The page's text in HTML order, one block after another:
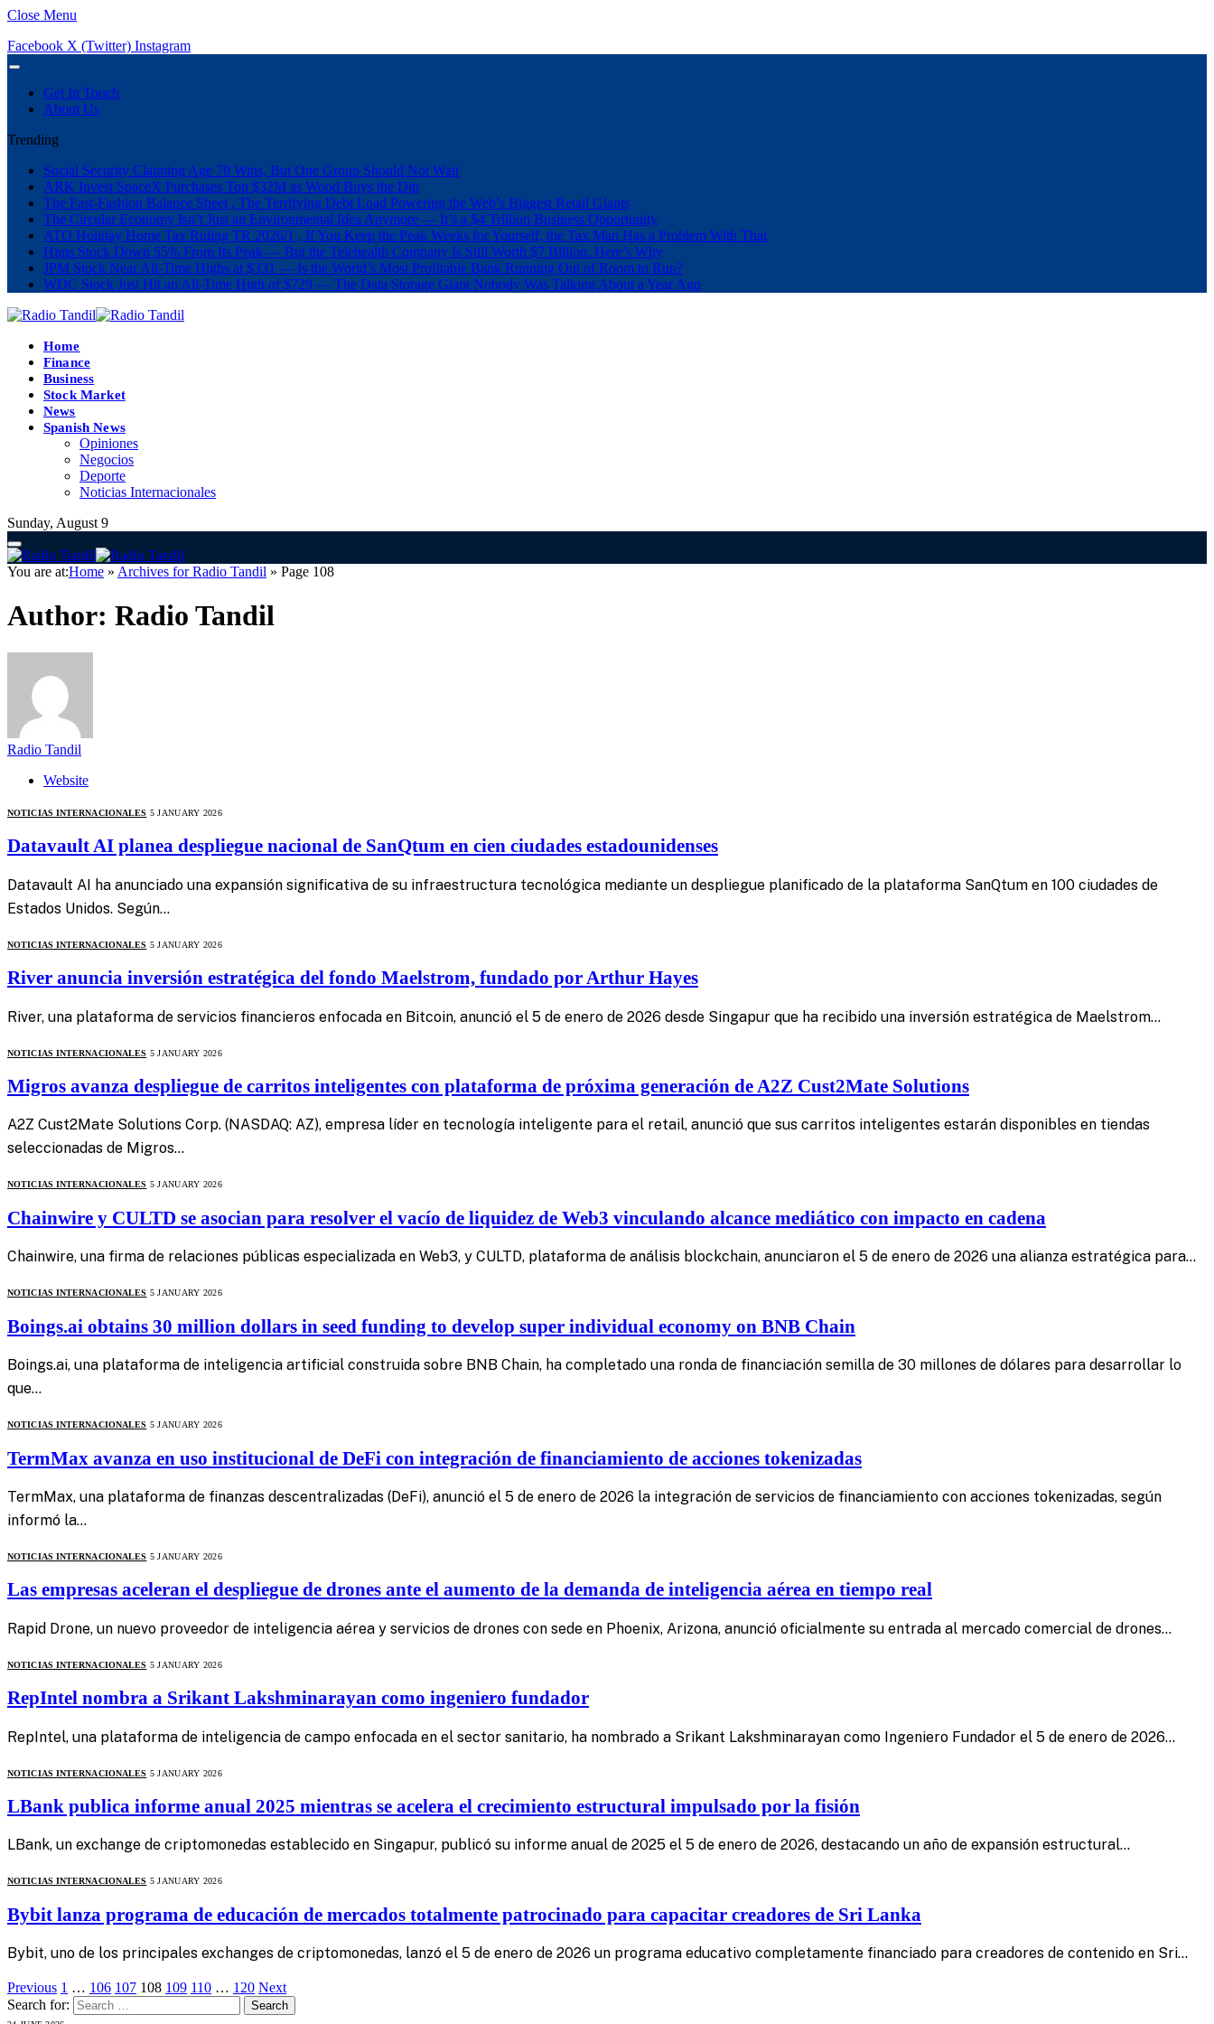
Close Menu
Facebook X (Twitter) Instagram
Get In Touch
About Us
Trending
Social Security Claiming Age 70 Wins, But One Group Should Not Wait
ARK Invest SpaceX Purchases Top $32M as Wood Buys the Dip
The Fast-Fashion Balance Sheet , The Terrifying Debt Load Powering the Web’s Biggest Retail Giants
The Circular Economy Isn’t Just an Environmental Idea Anymore — It’s a $4 Trillion Business Opportunity
ATO Holiday Home Tax Ruling TR 2026/1 , If You Keep the Peak Weeks for Yourself, the Tax Man Has a Problem With That
Hims Stock Down 55% From Its Peak — But the Telehealth Company Is Still Worth $7 Billion. Here’s Why
JPM Stock Near All-Time Highs at $331 — Is the World’s Most Profitable Bank Running Out of Room to Run?
WDC Stock Just Hit an All-Time High of $729 — The Data Storage Giant Nobody Was Talking About a Year Ago
Home
Finance
Business
Stock Market
News
Spanish News
Opiniones
Negocios
Deporte
Noticias Internacionales
Sunday, August 9
You are at:Home » Archives for Radio Tandil » Page 108
Author: Radio Tandil
Radio Tandil
Website
NOTICIAS INTERNACIONALES 5 JANUARY 2026
Datavault AI planea despliegue nacional de SanQtum en cien ciudades estadounidenses
Datavault AI ha anunciado una expansión significativa de su infraestructura tecnológica mediante un despliegue planificado de la plataforma SanQtum en 100 ciudades de
Estados Unidos. Según…
NOTICIAS INTERNACIONALES 5 JANUARY 2026
River anuncia inversión estratégica del fondo Maelstrom, fundado por Arthur Hayes
River, una plataforma de servicios financieros enfocada en Bitcoin, anunció el 5 de enero de 2026 desde Singapur que ha recibido una inversión estratégica de Maelstrom…
NOTICIAS INTERNACIONALES 5 JANUARY 2026
Migros avanza despliegue de carritos inteligentes con plataforma de próxima generación de A2Z Cust2Mate Solutions
A2Z Cust2Mate Solutions Corp. (NASDAQ: AZ), empresa líder en tecnología inteligente para el retail, anunció que sus carritos inteligentes estarán disponibles en tiendas
seleccionadas de Migros…
NOTICIAS INTERNACIONALES 5 JANUARY 2026
Chainwire y CULTD se asocian para resolver el vacío de liquidez de Web3 vinculando alcance mediático con impacto en cadena
Chainwire, una firma de relaciones públicas especializada en Web3, y CULTD, plataforma de análisis blockchain, anunciaron el 5 de enero de 2026 una alianza estratégica para…
NOTICIAS INTERNACIONALES 5 JANUARY 2026
Boings.ai obtains 30 million dollars in seed funding to develop super individual economy on BNB Chain
Boings.ai, una plataforma de inteligencia artificial construida sobre BNB Chain, ha completado una ronda de financiación semilla de 30 millones de dólares para desarrollar lo
que…
NOTICIAS INTERNACIONALES 5 JANUARY 2026
TermMax avanza en uso institucional de DeFi con integración de financiamiento de acciones tokenizadas
TermMax, una plataforma de finanzas descentralizadas (DeFi), anunció el 5 de enero de 2026 la integración de servicios de financiamiento con acciones tokenizadas, según
informó la…
NOTICIAS INTERNACIONALES 5 JANUARY 2026
Las empresas aceleran el despliegue de drones ante el aumento de la demanda de inteligencia aérea en tiempo real
Rapid Drone, un nuevo proveedor de inteligencia aérea y servicios de drones con sede en Phoenix, Arizona, anunció oficialmente su entrada al mercado comercial de drones…
NOTICIAS INTERNACIONALES 5 JANUARY 2026
RepIntel nombra a Srikant Lakshminarayan como ingeniero fundador
RepIntel, una plataforma de inteligencia de campo enfocada en el sector sanitario, ha nombrado a Srikant Lakshminarayan como Ingeniero Fundador el 5 de enero de 2026…
NOTICIAS INTERNACIONALES 5 JANUARY 2026
LBank publica informe anual 2025 mientras se acelera el crecimiento estructural impulsado por la fisión
LBank, un exchange de criptomonedas establecido en Singapur, publicó su informe anual de 2025 el 5 de enero de 2026, destacando un año de expansión estructural…
NOTICIAS INTERNACIONALES 5 JANUARY 2026
Bybit lanza programa de educación de mercados totalmente patrocinado para capacitar creadores de Sri Lanka
Bybit, uno de los principales exchanges de criptomonedas, lanzó el 5 de enero de 2026 un programa educativo completamente financiado para creadores de contenido en Sri…
Previous 1 … 106 107 108 109 110 … 120 Next
Search for: